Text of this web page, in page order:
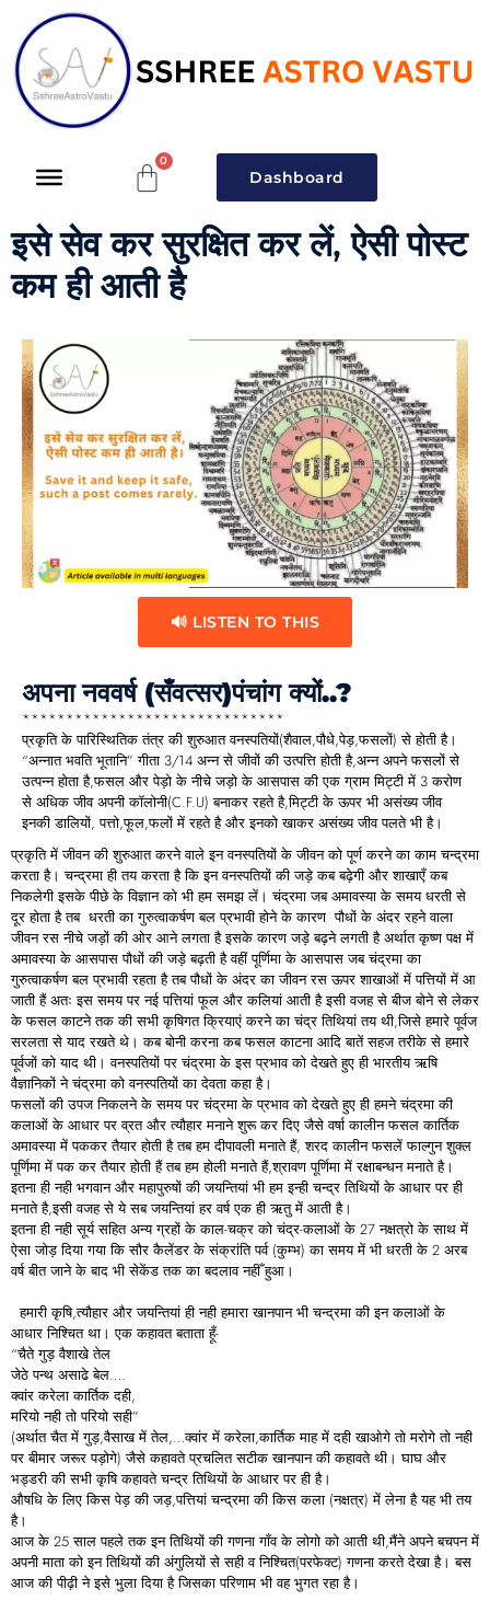
Dashboard
इसे सेव कर सुरक्षित कर लें, ऐसी पोस्ट
कम ही आती है
🔊 LISTEN TO THIS
अपना नववर्ष (सँवत्सर)पंचांग क्यों..?
******************************
प्रकृति के पारिस्थितिक तंत्र की शुरुआत वनस्पतियों(शैवाल,पौधे,पेड़,फसलों) से होती है।
“अन्नात भवति भूतानि” गीता 3/14 अन्न से जीवों की उत्पत्ति होती है,अन्न अपने फसलों से
उत्पन्न होता है,फसल और पेड़ो के नीचे जड़ो के आसपास की एक ग्राम मिट्टी में 3 करोण
से अधिक जीव अपनी कॉलोनी(C.F.U) बनाकर रहते है,मिट्टी के ऊपर भी असंख्य जीव
इनकी डालियों, पत्तो,फूल,फलों में रहते है और इनको खाकर असंख्य जीव पलते भी है।
प्रकृति में जीवन की शुरुआत करने वाले इन वनस्पतियों के जीवन को पूर्ण करने का काम चन्द्रमा
करता है। चन्द्रमा ही तय करता है कि इन वनस्पतियों की जड़े कब बढ़ेगी और शाखाएँ कब
निकलेगी इसके पीछे के विज्ञान को भी हम समझ लें। चंद्रमा जब अमावस्या के समय धरती से
दूर होता है तब धरती का गुरुत्वाकर्षण बल प्रभावी होने के कारण पौधों के अंदर रहने वाला
जीवन रस नीचे जड़ों की ओर आने लगता है इसके कारण जड़े बढ़ने लगती है अर्थात कृष्ण पक्ष में
अमावस्या के आसपास पौधों की जड़े बढ़ती है वहीं पूर्णिमा के आसपास जब चंद्रमा का
गुरुत्वाकर्षण बल प्रभावी रहता है तब पौधों के अंदर का जीवन रस ऊपर शाखाओं में पत्तियों में आ
जाती हैं अतः इस समय पर नई पत्तियां फूल और कलियां आती है इसी वजह से बीज बोने से लेकर
के फसल काटने तक की सभी कृषिगत क्रियाएं करने का चंद्र तिथियां तय थी,जिसे हमारे पूर्वज
सरलता से याद रखते थे। कब बोनी करना कब फसल काटना आदि बातें सहज तरीके से हमारे
पूर्वजों को याद थी। वनस्पतियों पर चंद्रमा के इस प्रभाव को देखते हुए ही भारतीय ऋषि
वैज्ञानिकों ने चंद्रमा को वनस्पतियों का देवता कहा है।
फसलों की उपज निकलने के समय पर चंद्रमा के प्रभाव को देखते हुए ही हमने चंद्रमा की
कलाओं के आधार पर व्रत और त्यौहार मनाने शुरू कर दिए जैसे वर्षा कालीन फसल कार्तिक
अमावस्या में पककर तैयार होती है तब हम दीपावली मनाते हैं, शरद कालीन फसलें फाल्गुन शुक्ल
पूर्णिमा में पक कर तैयार होती हैं तब हम होली मनाते हैं,श्रावण पूर्णिमा में रक्षाबन्धन मनाते है।
इतना ही नही भगवान और महापुरुषों की जयन्तियां भी हम इन्ही चन्द्र तिथियों के आधार पर ही
मनाते है,इसी वजह से ये सब जयन्तियां हर वर्ष एक ही ऋतु में आती है।
इतना ही नही सूर्य सहित अन्य ग्रहों के काल-चक्र को चंद्र-कलाओं के 27 नक्षत्रो के साथ में
ऐसा जोड़ दिया गया कि सौर कैलेंडर के संक्रांति पर्व (कुम्भ) का समय में भी धरती के 2 अरब
वर्ष बीत जाने के बाद भी सेकेंड तक का बदलाव नहीँ हुआ।
हमारी कृषि,त्यौहार और जयन्तियां ही नही हमारा खानपान भी चन्द्रमा की इन कलाओं के
आधार निश्चित था। एक कहावत बताता हूँ-
“चैते गुड़ वैशाखे तेल
जेठे पन्थ असाढे बेल….
क्वांर करेला कार्तिक दही,
मरियो नही तो परियो सही”
(अर्थात चैत में गुड़,वैसाख में तेल,…क्वांर में करेला,कार्तिक माह में दही खाओगे तो मरोगे तो नही
पर बीमार जरूर पड़ोगे) जैसे कहावते प्रचलित सटीक खानपान की कहावते थी। घाघ और
भड्डरी की सभी कृषि कहावते चन्द्र तिथियों के आधार पर ही है।
औषधि के लिए किस पेड़ की जड़,पत्तियां चन्द्रमा की किस कला (नक्षत्र) में लेना है यह भी तय
है।
आज के 25 साल पहले तक इन तिथियों की गणना गाँव के लोगो को आती थी,मैंने अपने बचपन में
अपनी माता को इन तिथियों की अंगुलियों से सही व निश्चित(परफेक्ट) गणना करते देखा है। बस
आज की पीढ़ी ने इसे भुला दिया है जिसका परिणाम भी वह भुगत रहा है।